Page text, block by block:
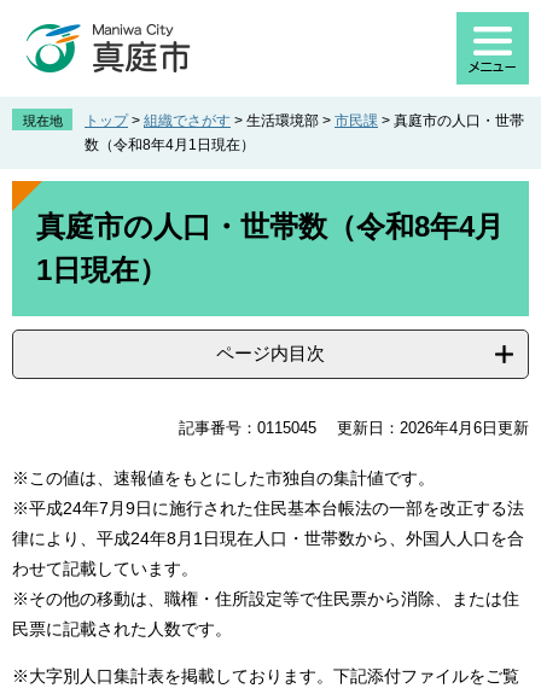
先
。
を
て
現在地 トップ > 組織でさがす > 生活環境部 > 市民課 > 真庭市の人口・世帯
数（令和8年4月1日現在）
本
真庭市の人口・世帯数（令和8年4月
1日現在）
ページ内目次
記事番号：0115045 更新日：2026年4月6日更新
※この値は、速報値をもとにした市独自の集計値です。
※平成24年7月9日に施行された住民基本台帳法の一部を改正する法
律により、平成24年8月1日現在人口・世帯数から、外国人人口を合
わせて記載しています。
※その他の移動は、職権・住所設定等で住民票から消除、または住
民票に記載された人数です。
※大字別人口集計表を掲載しております。下記添付ファイルをご覧